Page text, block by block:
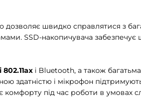
дозволяє швидко справлятися з
SSD-накопичувача
802.11ax і Bluetooth, а також
і мікрофон підтримують
комфорту під час роботи в умовах